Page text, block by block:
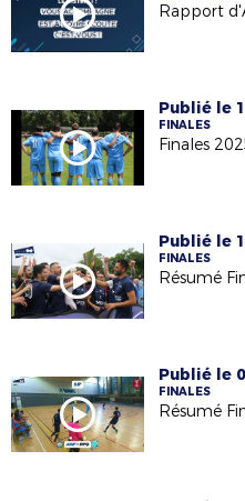
Publié le
FINALES
Publié le
FINALES
Publié le
FINALES